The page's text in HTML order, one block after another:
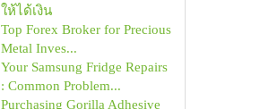
ให้ได้เงิน
Top Forex Broker for Precious
Metal Inves...
Your Samsung Fridge Repairs
: Common Problem...
Purchasing Gorilla Adhesive